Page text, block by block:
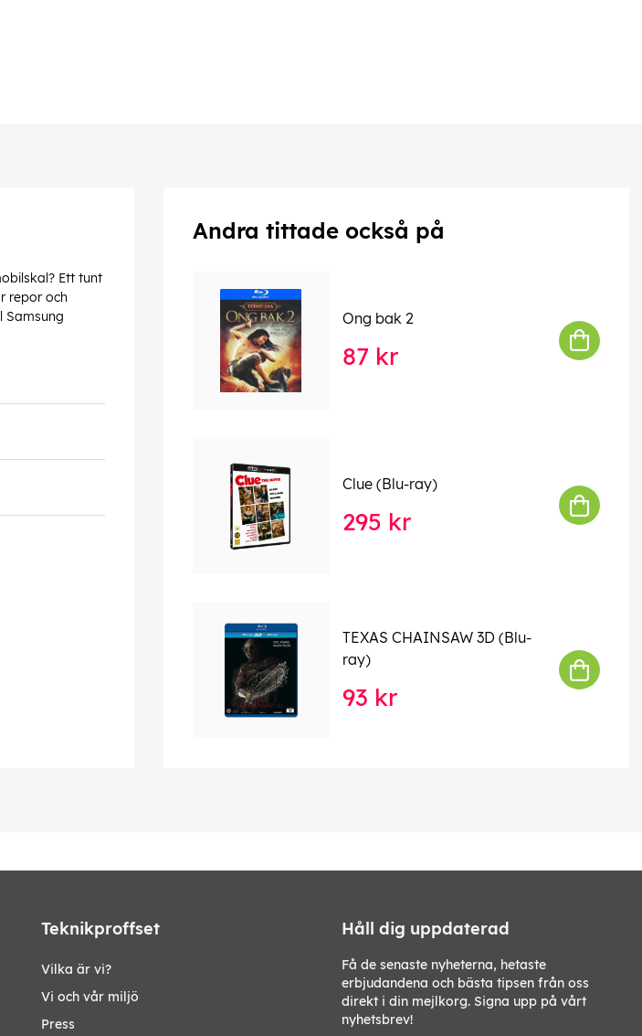
Ett tunt
repor och
Samsung
Andra tittade också på
​Ong bak 2
87 kr
Clue (Blu-ray)
295 kr
TEXAS CHAINSAW 3D (Blu-
ray)
93 kr
Teknikproffset
Vilka är vi?
Vi och vår miljö
Press
Håll dig uppdaterad
Få de senaste nyheterna, hetaste
erbjudandena och bästa tipsen från oss
direkt i din mejlkorg. Signa upp på vårt
nyhetsbrev!